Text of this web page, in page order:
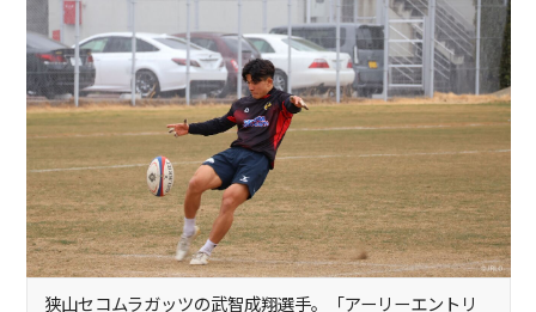
狭山セコムラガッツの武智成翔選手。「アーリーエントリ